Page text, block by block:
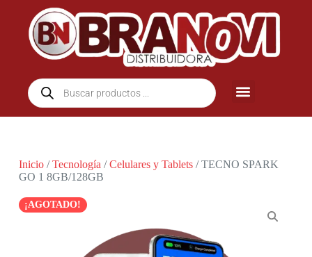
Inicio/Tecnología /Celulares y Tablets/ TECNO SPARK
GO 1 8GB/128GB
¡AGOTADO!